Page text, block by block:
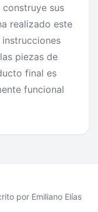
sus
realizado este
piezas de
final es
funcional
por Emiliano Elías